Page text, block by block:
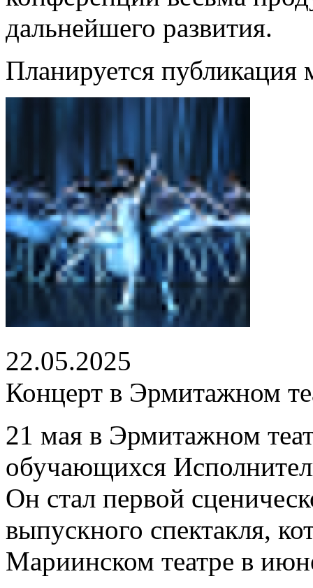
дальнейшего развития.
Планируется публикация
22.05.2025
Концерт в Эрмитажном
21 мая в Эрмитажном
обучающихся
Он стал первой
выпускного спектакля,
Мариинском театре в